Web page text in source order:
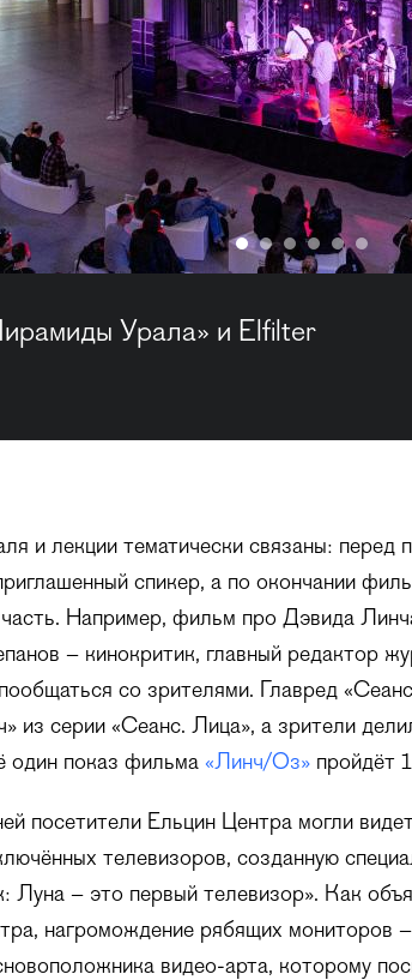
Урала» и Elfilter
и лекции тематически связаны: перед
спикер, а по окончании
часть. Например, фильм про Дэвида
– кинокритик, главный редактор
со зрителями. Главред
из серии «Сеанс. Лица», а зрители
один показ фильма «Линч/Оз» пройдёт
посетители Ельцин Центра могли
телевизоров, созданную
– это первый телевизор». Как
нагромождение рябящих мониторов
видео-арта, которому